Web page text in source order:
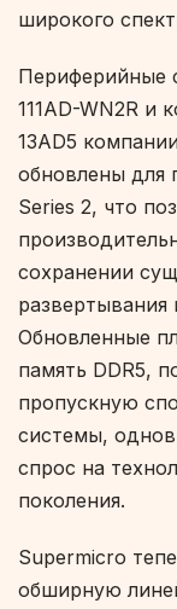
широкого
Периферийные
111AD-WN2R и
13AD5
обновлены для
Series 2, что
сохранении
развертывания
Обновленные
память DDR5,
пропускную
системы,
спрос на
поколения.
Supermicro
обширную